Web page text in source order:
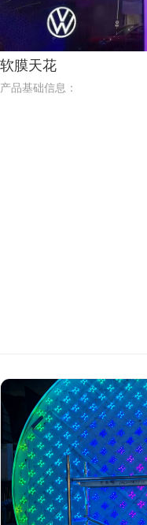
软膜天花
产品基础信息：